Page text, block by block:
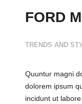
FORD
TRENDS AND
Quuntur magni
dolorem ipsum
incidunt ut